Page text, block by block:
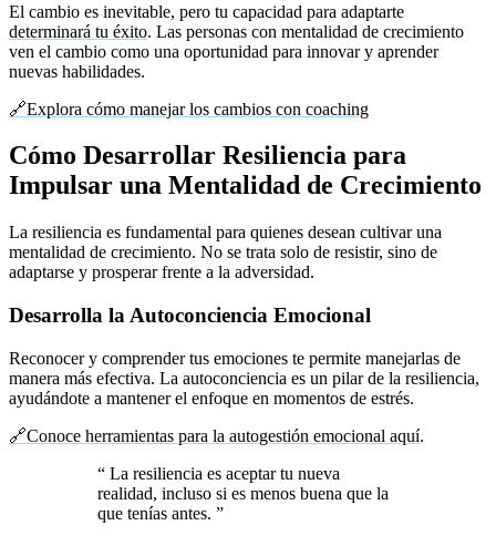
El cambio es inevitable, pero tu capacidad para adaptarte
determinará tu éxito. Las personas con mentalidad de crecimiento
ven el cambio como una oportunidad para innovar y aprender
nuevas habilidades.
🔗Explora cómo manejar los cambios con coaching
Cómo Desarrollar Resiliencia para
Impulsar una Mentalidad de Crecimiento
La resiliencia es fundamental para quienes desean cultivar una
mentalidad de crecimiento. No se trata solo de resistir, sino de
adaptarse y prosperar frente a la adversidad.
Desarrolla la Autoconciencia Emocional
Reconocer y comprender tus emociones te permite manejarlas de
manera más efectiva. La autoconciencia es un pilar de la resiliencia,
ayudándote a mantener el enfoque en momentos de estrés.
🔗Conoce herramientas para la autogestión emocional aquí.
“ La resiliencia es aceptar tu nueva
realidad, incluso si es menos buena que la
que tenías antes. ”